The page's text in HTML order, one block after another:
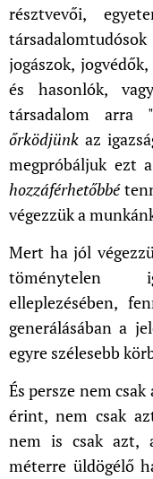
résztvevői,
jogászok,
és hasonlók,
társadalom arra
őrködjünk az
megpróbáljuk ezt
hozzáférhetőbbé
végezzük a
Mert ha jól
töménytelen
elleplezésében,
generálásában a
egyre szélesebb
És persze nem
érint, nem csak
nem is csak azt,
méterre üldögélő